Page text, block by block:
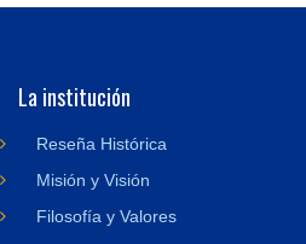
La institución
Reseña Histórica
Misión y Visión
Filosofía y Valores